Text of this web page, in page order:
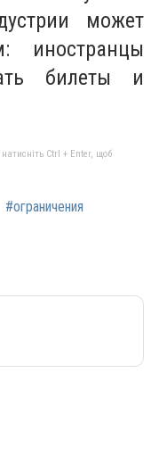
может
иностранцы
билеты и
Ctrl + Enter, щоб
#ограничения